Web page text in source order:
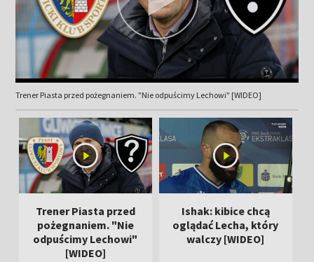
Trener Piasta przed pożegnaniem. "Nie odpuścimy Lechowi" [WIDEO]
Trener Piasta przed
pożegnaniem. "Nie
odpuścimy Lechowi"
[WIDEO]
Ishak: kibice chcą
oglądać Lecha, który
walczy [WIDEO]